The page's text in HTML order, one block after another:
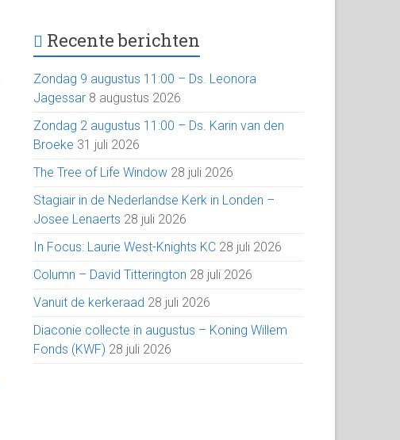
Recente berichten
Zondag 9 augustus 11:00 – Ds. Leonora
Jagessar 8 augustus 2026
Zondag 2 augustus 11:00 – Ds. Karin van den
Broeke 31 juli 2026
The Tree of Life Window 28 juli 2026
Stagiair in de Nederlandse Kerk in Londen –
Josee Lenaerts 28 juli 2026
In Focus: Laurie West-Knights KC 28 juli 2026
Column – David Titterington 28 juli 2026
Vanuit de kerkeraad 28 juli 2026
Diaconie collecte in augustus – Koning Willem
Fonds (KWF) 28 juli 2026